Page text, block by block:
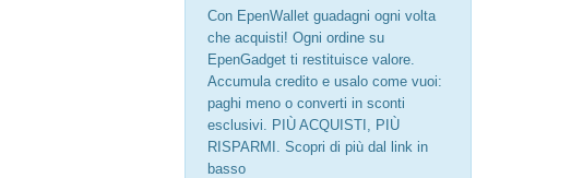
Con EpenWallet guadagni ogni volta
che acquisti! Ogni ordine su
EpenGadget ti restituisce valore.
Accumula credito e usalo come vuoi:
paghi meno o converti in sconti
esclusivi. PIÙ ACQUISTI, PIÙ
RISPARMI. Scopri di più dal link in
basso